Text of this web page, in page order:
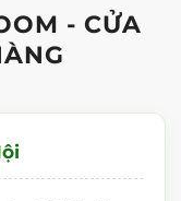
- CỬA